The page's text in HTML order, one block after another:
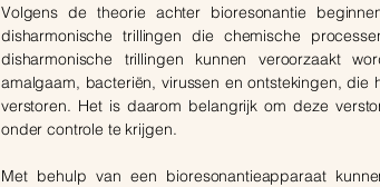
Volgens de theorie achter bioresonantie
disharmonische trillingen die chemische
disharmonische trillingen kunnen veroorzaakt
amalgaam, bacteriën, virussen en ontstekingen, die
verstoren. Het is daarom belangrijk om deze
onder controle te krijgen.
Met behulp van een bioresonantieapparaat